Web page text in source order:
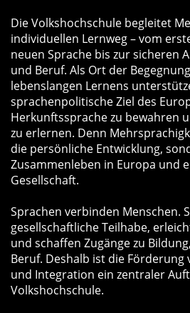
Die Volkshochschule begleitet
individuellen Lernweg – vom
neuen Sprache bis zur sicheren
und Beruf. Als Ort der
lebenslangen Lernens
sprachenpolitische Ziel des
Herkunftssprache zu bewahren
zu erlernen. Denn
die persönliche Entwicklung,
Zusammenleben in Europa und
Gesellschaft.
Sprachen verbinden Menschen.
gesellschaftliche Teilhabe,
und schaffen Zugänge zu
Beruf. Deshalb ist die Förderung
und Integration ein zentraler
Volkshochschule.